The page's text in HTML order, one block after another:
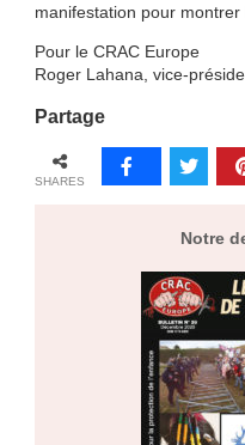
manifestation pour montrer
Pour le CRAC Europe
Roger Lahana, vice-
Partage
SHARES
Notre